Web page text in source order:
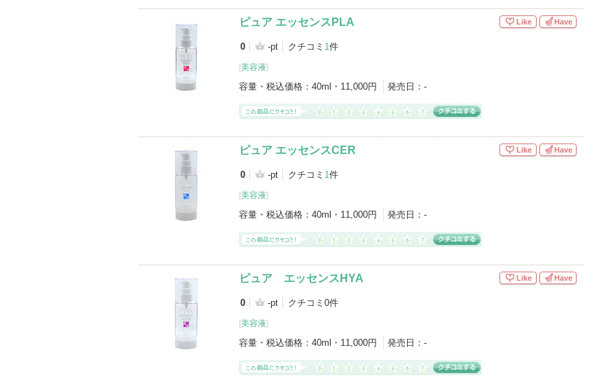
ピュア エッセンスPLA
0 -pt クチコミ 1件
[美容液]
容量・税込価格： 40ml・11,000円 発売日： -
Like Have
ピュア エッセンスCER
0 -pt クチコミ 1件
[美容液]
容量・税込価格： 40ml・11,000円 発売日： -
Like Have
ピュア エッセンスHYA
0 -pt クチコミ0件
[美容液]
容量・税込価格： 40ml・11,000円 発売日： -
Like Have